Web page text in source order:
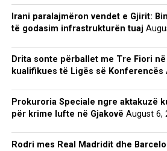
Irani paralajmëron vendet e Gjirit:
të godasim infrastrukturën tuaj
Drita sonte përballet me Tre Fiori
kualifikues të Ligës së Konferencës
Prokuroria Speciale ngre aktakuzë
për krime lufte në Gjakovë August 6,
Rodri mes Real Madridit dhe